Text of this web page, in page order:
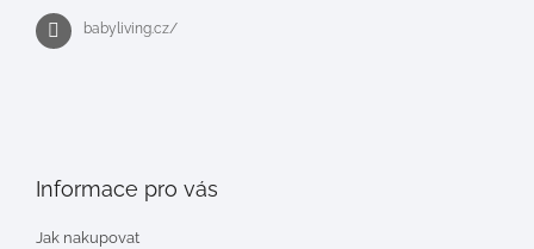
babyliving.cz/
Informace pro vás
Jak nakupovat